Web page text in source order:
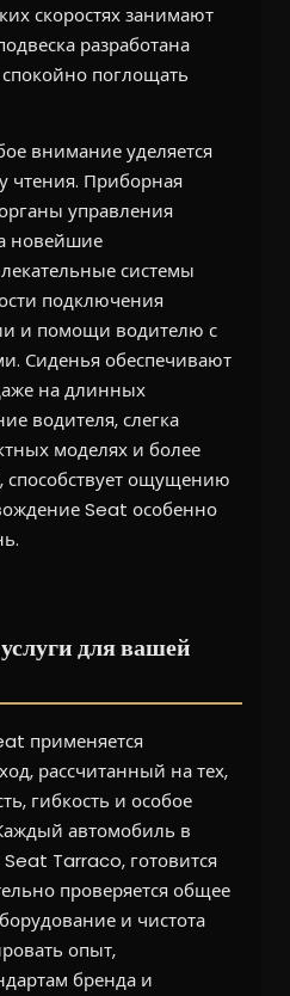
скоростях занимают
разработана
поглощать
внимание уделяется
чтения. Приборная
управления
новейшие
системы
подключения
и помощи водителю с
Сиденья обеспечивают
на длинных
водителя, слегка
моделях и более
ощущению
Seat особенно
для вашей
применяется
рассчитанный на тех,
гибкость и особое
автомобиль в
Tarraco, готовится
проверяется общее
и чистота
опыт,
бренда и